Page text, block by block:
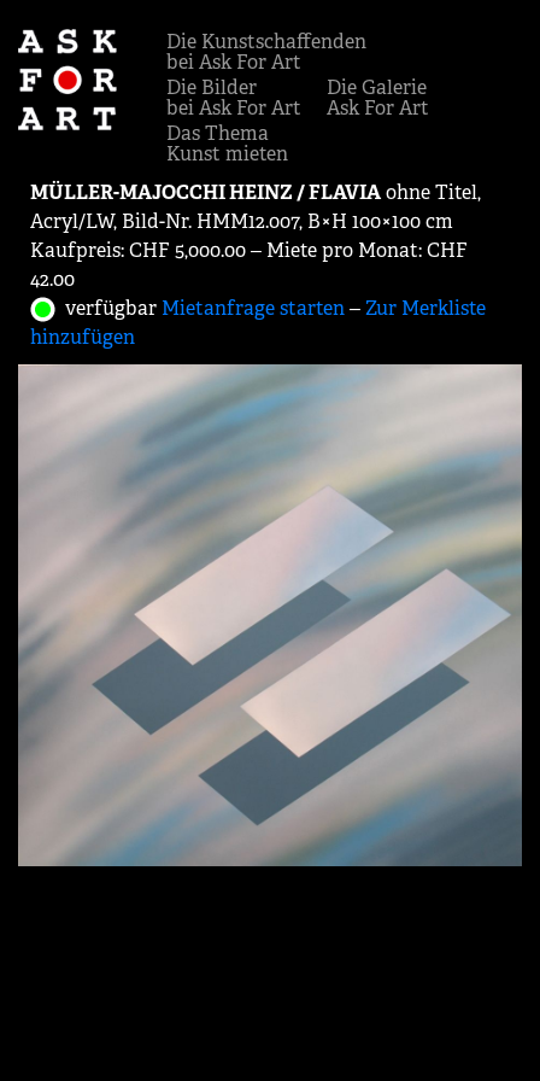
Die Kunstschaffenden
bei Ask For Art
Die Bilder
bei Ask For Art
Die Galerie
Ask For Art
Das Thema
Kunst mieten
MÜLLER-MAJOCCHI HEINZ / FLAVIAohne Titel,
Acryl/LW, Bild-Nr. HMM12.007, B×H 100×100 cm
Kaufpreis: CHF 5,000.00 ‒ Miete pro Monat: CHF
42.00
verfügbar Mietanfrage starten‒Zur Merkliste
hinzufügen